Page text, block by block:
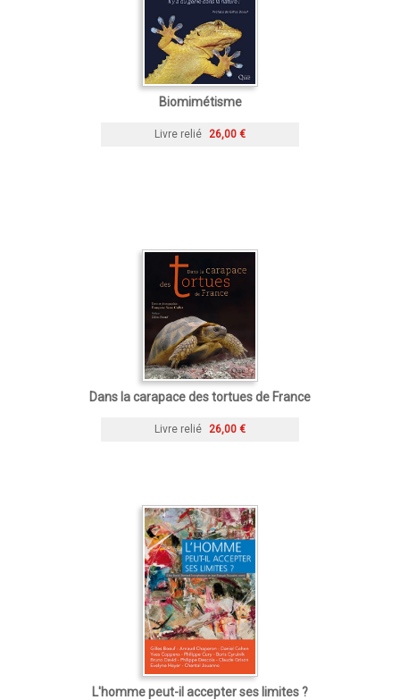
Biomimétisme
Livre relié 26,00 €
Dans la carapace des tortues de France
Livre relié 26,00 €
L'homme peut-il accepter ses limites ?